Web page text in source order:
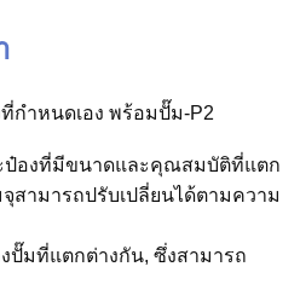
ที่กําหนดเอง พร้อมปั๊ม-P2
ป๋องที่มีขนาดและคุณสมบัติที่แตก
ามารถปรับเปลี่ยนได้ตามความ
ปั๊มที่แตกต่างกัน, ซึ่งสามารถ